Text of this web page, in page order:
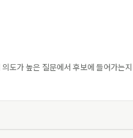
도가 높은 질문에서 후보에 들어가는지